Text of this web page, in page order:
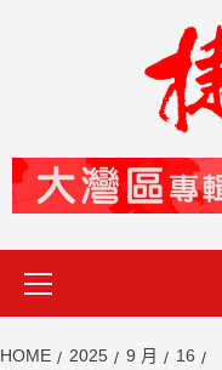
HOME 2025 9 月 16